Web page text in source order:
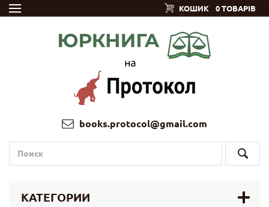
КОШИК 0 ТОВАРІВ
books.protocol@gmail.com
КАТЕГОРИИ